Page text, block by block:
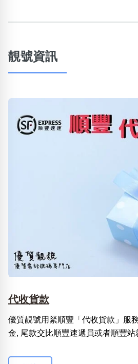
靚號資訊
代收貨款
優質靚號用緊順豐「代收貨款」服
金, 尾款交比順豐速遞員或者順豐站